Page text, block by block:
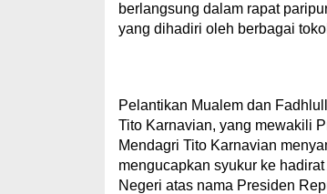
berlangsung dalam rapat
yang dihadiri oleh berbagai
Pelantikan Mualem dan
Tito Karnavian, yang mewakili
Mendagri Tito Karnavian
mengucapkan syukur ke
Negeri atas nama Presiden